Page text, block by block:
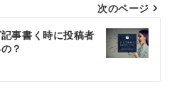
次のページ
事書く時に投稿者
？